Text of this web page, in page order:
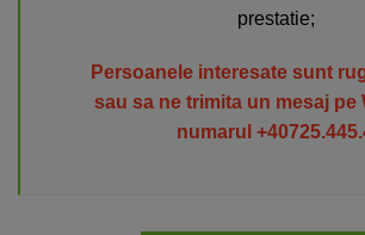
prestatie;
Persoanele interesate sunt
sau sa ne trimita un mesaj pe
numarul